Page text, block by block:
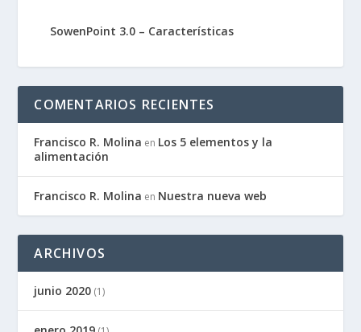
SowenPoint 3.0 – Características
COMENTARIOS RECIENTES
Francisco R. Molina en Los 5 elementos y la
alimentación
Francisco R. Molina en Nuestra nueva web
ARCHIVOS
junio 2020 (1)